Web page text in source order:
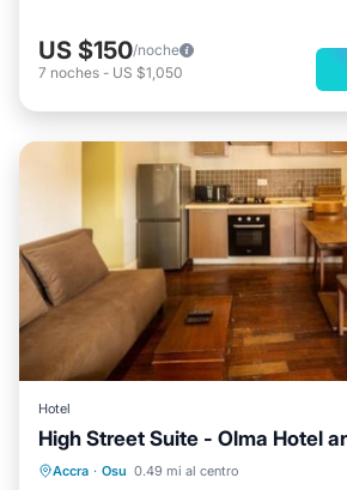
US $150/noche
7 noches - US $1,050
Hotel
High Street Suite - Olma Hotel
Accra · Osu 0.49 mi al centro
Se admiten mascotas
Apto
Lavandería